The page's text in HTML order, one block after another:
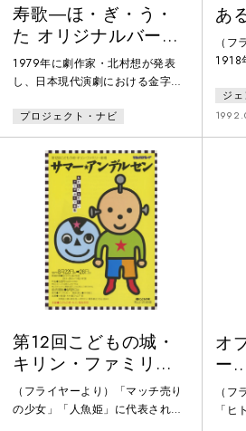
寿歌―ほ・ぎ・う・
た オリジナルバージ
ョン
1979年に劇作家・北村想が発表
し、日本現代演劇における金字塔
自身が演出した1990年の再演。物
語の舞台は、核戦争によって荒廃
した関西のとある地方都市。放浪
する旅芸人ゲサクとキョウコ、そ
して謎の男ヤスオ。３人の旅路の
先に待っているものとは―。
プロジェクト・ナビ
あ
（フ
1918
ル
家。
劇の
優
た
ド
なの
ジ
第12回こどもの城・
キリン・ファミリー
劇場 マシュマロ・ウ
ェーブ「サマー・ア
（フライヤーより）「マッチ売り
の少女」「人魚姫」に代表される
オ
ー
（フ
「